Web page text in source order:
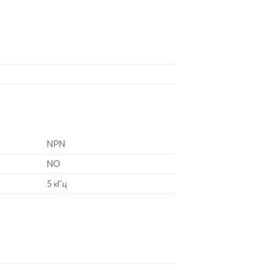
NPN
NO
5 кГц